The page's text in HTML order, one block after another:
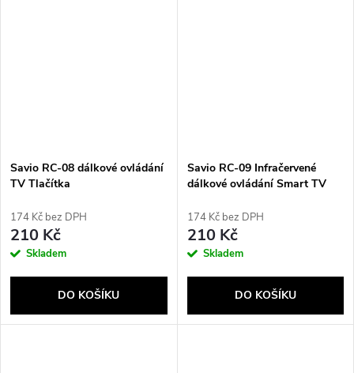
Savio RC-08 dálkové ovládání
TV Tlačítka
174 Kč bez DPH
210 Kč
Skladem
DO KOŠÍKU
Savio RC-09 Infračervené
dálkové ovládání Smart TV
174 Kč bez DPH
210 Kč
Skladem
DO KOŠÍKU